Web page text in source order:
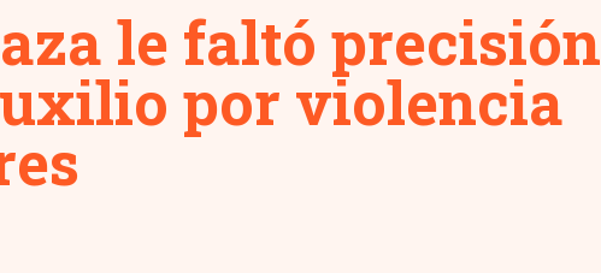
le faltó precisión
por violencia